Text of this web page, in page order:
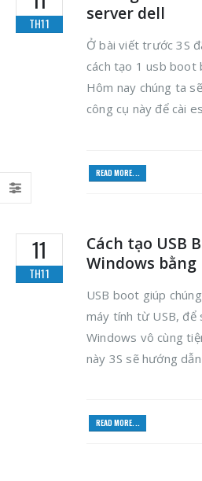
TH11
server dell
Ở bài viết trước 3S
cách tạo 1 usb boot
Hôm nay chúng ta
công cụ này để cài
READ MORE...
11
TH11
Cách tạo USB
Windows bằng
USB boot giúp
máy tính từ USB, để
Windows vô cùng
này 3S sẽ hướng
READ MORE...